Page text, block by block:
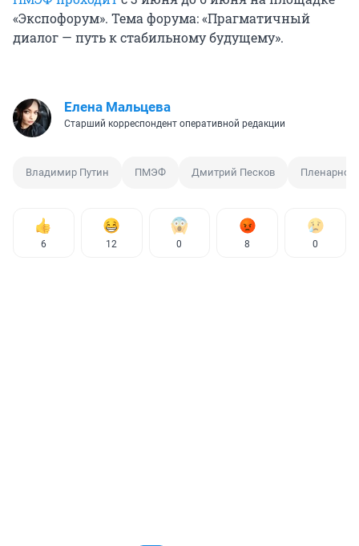
«Экспофорум». Тема форума: «Прагматичный
диалог — путь к стабильному будущему».
Елена Мальцева
Старший корреспондент оперативной редакции
Владимир Путин ПМЭФ Дмитрий Песков Пленарное
6 12 0 8 0